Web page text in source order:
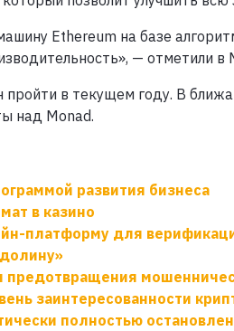
Ethereum на базе
— отметили в
пройти в текущем году. В
над Monad.
развития бизнеса
в казино
платформу для
предотвращения
заинтересованности
полностью